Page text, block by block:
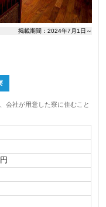
掲載期間：2024年7月1日～
会社が用意した寮に住むこと